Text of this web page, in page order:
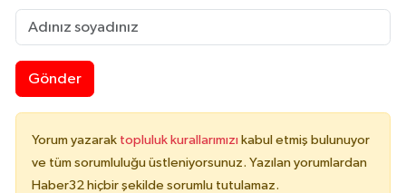
Gönder
Yorum yazarak topluluk kurallarımızı kabul etmiş bulunuyor
ve tüm sorumluluğu üstleniyorsunuz. Yazılan yorumlardan
Haber32 hiçbir şekilde sorumlu tutulamaz.